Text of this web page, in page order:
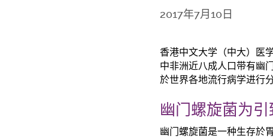
2017年7月10日
香港中文大学（中大）医
中非洲近八成人口带有幽
於世界各地流行病学进行
幽门螺旋菌为
幽门螺旋菌是一种生存於